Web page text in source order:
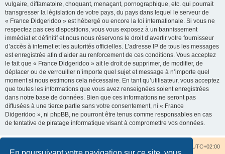
vulgaire, diffamatoire, choquant, menaçant, pornographique, etc. qui pourrait
transgresser la législation de votre pays, du pays dans lequel le serveur de
« France Didgeridoo » est hébergé ou encore la loi internationale. Si vous ne
respectez pas ces dispositions, vous vous exposez à un bannissement
immédiat et définitif et nous nous réservons le droit d’avertir votre fournisseur
d’accès à internet et les autorités officielles. L’adresse IP de tous les messages
est enregistrée afin d’aider au renforcement de ces conditions. Vous acceptez
le fait que « France Didgeridoo » ait le droit de supprimer, de modifier, de
déplacer ou de verrouiller n’importe quel sujet et message à n’importe quel
moment si nous estimons cela nécessaire. En tant qu’utilisateur, vous acceptez
que toutes les informations que vous avez renseignées soient enregistrées
dans notre base de données. Bien que ces informations ne seront pas
diffusées à une tierce partie sans votre consentement, ni « France
Didgeridoo », ni phpBB, ne pourront être tenus comme responsables en cas
de tentative de piratage informatique visant à compromettre vos données.
UTC+02:00